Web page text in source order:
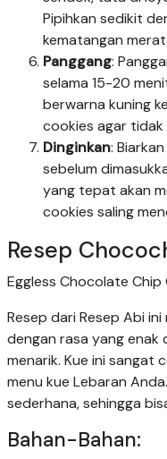
Pipihkan sedikit
kematangan
Panggang:
selama 15-20
berwarna kuning
cookies agar tidak
Dinginkan:
sebelum
yang tepat akan
cookies saling
Resep
Eggless Chocolate Chip
Resep dari Resep Abi
dengan rasa yang
menarik. Kue ini sangat
menu kue Lebaran
sederhana, sehingga
Bahan-Bahan: